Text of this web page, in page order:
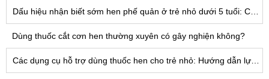
Dùng thuốc cắt cơn hen thường xuyên có gây nghiện không?